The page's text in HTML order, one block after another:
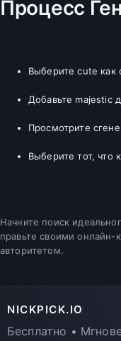
Процесс
Выберите cute как
Добавьте majestic
Просмотрите
Выберите тот, что
Начните поиск
правьте своими онлайн-
авторитетом.
NICKPICK.IO
Бесплатно •